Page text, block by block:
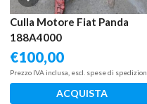
Culla Motore Fiat Panda
188A4000
€100,00
Prezzo IVA inclusa, escl. spese di
ACQUISTA